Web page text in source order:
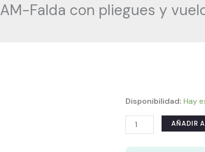
AM-Falda con pliegues y
Disponibilidad: Hay
AM-
Falda
con
AÑADIR